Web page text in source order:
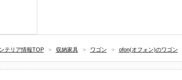
テリア情報TOP > 収納家具 > ワゴン > ofon(オフォン)のワゴン